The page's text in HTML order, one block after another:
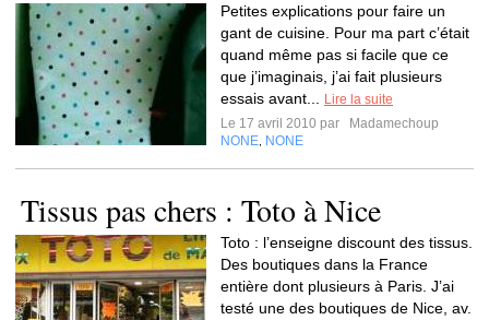
Petites explications pour faire un
gant de cuisine. Pour ma part c’était
quand même pas si facile que ce
que j’imaginais, j’ai fait plusieurs
essais avant...
Lire la suite
Le 17 avril 2010 par
Madamechoup
NONE NONE
Tissus pas chers : Toto à Nice
Toto : l’enseigne discount des tissus.
Des boutiques dans la France
entière dont plusieurs à Paris. J’ai
testé une des boutiques de Nice, av.